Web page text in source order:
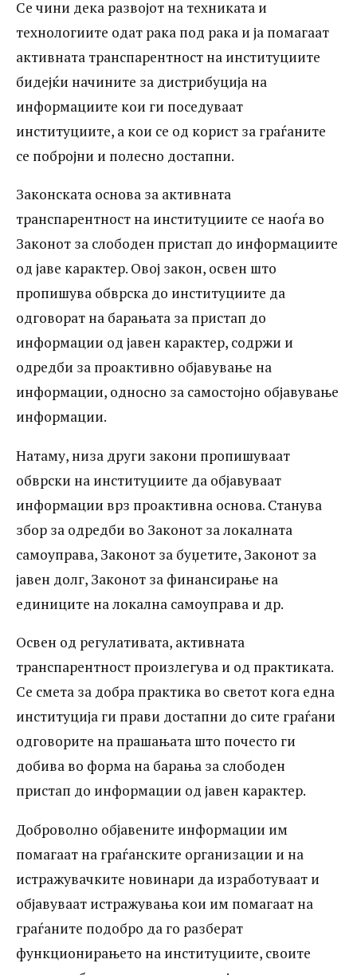
коишто располага. Се чини дека
развојот на техниката и технологиите
одат рака под рака и ја помагаат
активната транспарентност на
институциите бидејќи начините за
поседуваат институциите,...
Се чини дека развојот на техниката и
технологиите одат рака под рака и ја помагаат
активната транспарентност на институциите
бидејќи начините за дистрибуција на
информациите кои ги поседуваат
институциите, а кои се од корист за граѓаните
се побројни и полесно достапни.
Законската основа за активната
транспарентност на институциите се наоѓа во
Законот за слободен пристап до информациите
од јаве карактер. Овој закон, освен што
пропишува обврска до институциите да
одговорат на барањата за пристап до
информации од јавен карактер, содржи и
одредби за проактивно објавување на
информации, односно за самостојно објавување
информации.
Натаму, низа други закони пропишуваат
обврски на институциите да објавуваат
информации врз проактивна основа. Станува
збор за одредби во Законот за локалната
самоуправа, Законот за буџетите, Законот за
јавен долг, Законот за финансирање на
единиците на локална самоуправа и др.
Освен од регулативата, активната
транспарентност произлегува и од практиката.
Се смета за добра практика во светот кога една
институција ги прави достапни до сите граѓани
одговорите на прашањата што почесто ги
добива во форма на барања за слободен
пристап до информации од јавен карактер.
Доброволно објавените информации им
помагаат на граѓанските организации и на
истражувачките новинари да изработуваат и
објавуваат истражувања кои им помагаат на
граѓаните подобро да го разберат
функционирањето на институциите, своите